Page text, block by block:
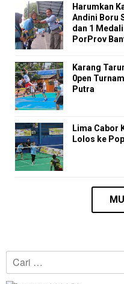
Harumkan
Andini Boru
dan 1
PorProv
Karang
0pen
Putra
Lima Cabor
Lolos ke
Cari
untuk: